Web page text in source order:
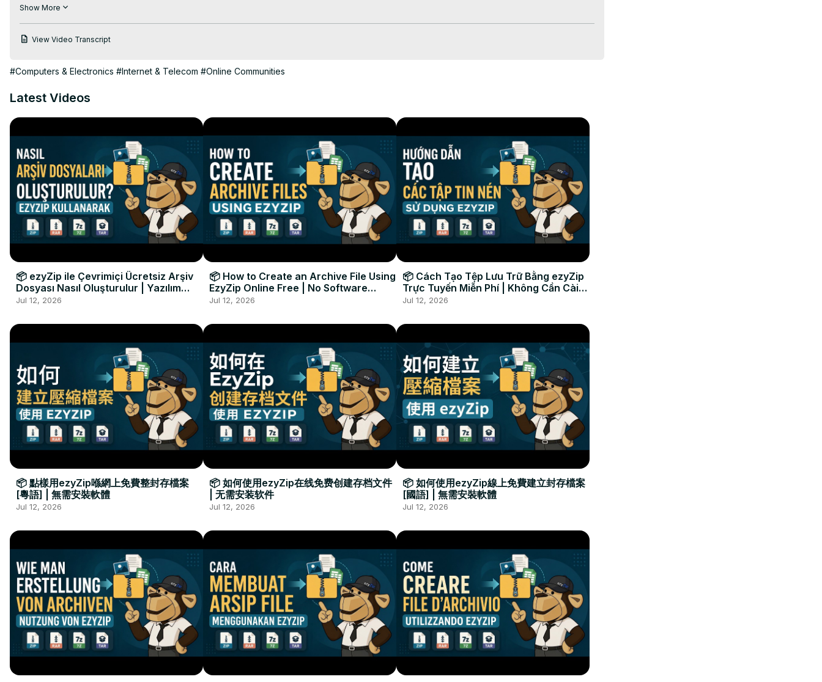
"열려면 7Z 파일 선택"을 클릭하여 파일 선택기를 엽니다.
2. 개별 파일의 녹색 "저장" 버튼을 클릭하여 선택한 대상 폴더에 저장합니다.
##추출물 #7z 열기
페이스북: https://www.facebook.com/ezyzip/
Show More
View Video Transcript
#Computers & Electronics #Internet & Telecom #Online Communities
Latest Videos
📦 ezyZip ile Çevrimiçi Ücretsiz Arşiv
Dosyası Nasıl Oluşturulur | Yazılım
Kurulumu Gerekmez
Jul 12, 2026
📦 How to Create an Archive File Using
EzyZip Online Free | No Software
Installation Required
Jul 12, 2026
📦 Cách Tạo Tệp Lưu Trữ Bằng ezyZip
Trực Tuyến Miễn Phí | Không Cần Cài
Đặt Phần Mềm
Jul 12, 2026
📦 點樣用ezyZip喺網上免費整封存檔案
[粵語] | 無需安裝軟體
Jul 12, 2026
📦 如何使用ezyZip在线免费创建存档文件
| 无需安装软件
Jul 12, 2026
📦 如何使用ezyZip線上免費建立封存檔案
[國語] | 無需安裝軟體
Jul 12, 2026